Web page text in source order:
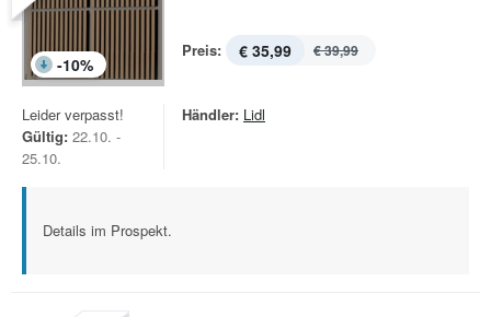
-10%
Preis: € 35,99 € 39,99
Leider verpasst!
Gültig: 22.10. -
25.10.
Händler: Lidl
Details im Prospekt.